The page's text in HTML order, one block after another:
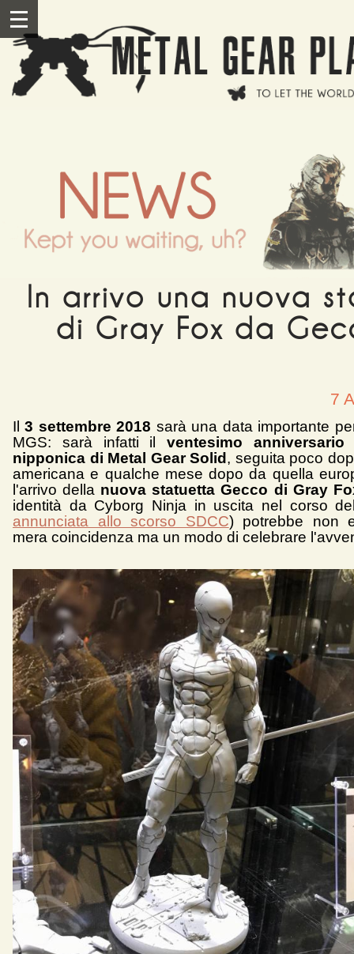
In arrivo una nuova
di Gray Fox da
III
7
Il3 settembre 2018 sarà una data importante
MGS: sarà infatti ilventesimo anniversario
nipponica di Metal Gear Solid , seguita poco
americana e qualche mese dopo da quella
l'arrivo della nuova statuetta Gecco di Gray
identità da Cyborg Ninja in uscita nel corso
annunciata allo scorso SDCC) potrebbe non
mera coincidenza ma un modo di celebrare